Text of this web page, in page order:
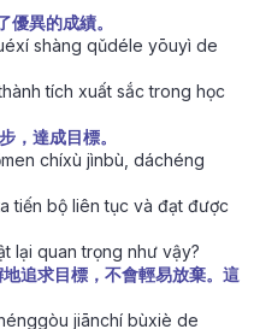
異的成績。
shàng qǔdéle yōuyì de
tích xuất sắc trong học
，達成目標。
chíxù jìnbù, dáchéng
tiến bộ liên tục và đạt được
lại quan trọng như vậy?
追求目標，不會輕易放棄。這
jiānchí bùxiè de